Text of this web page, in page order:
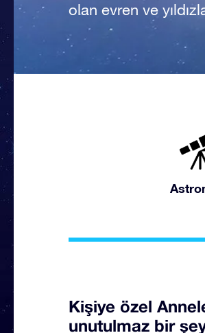
olan evren ve
Kişiye özel
unutulmaz bir